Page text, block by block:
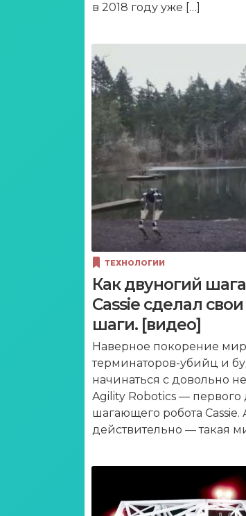
в 2018 году уже […]
ТЕХНОЛОГИИ
Как двуногий
Cassie сделал
шаги. [видео]
Наверное покорение
терминаторов-убийц и
начинаться с довольно
Agility Robotics — первого
шагающего робота Cassie.
действительно — такая